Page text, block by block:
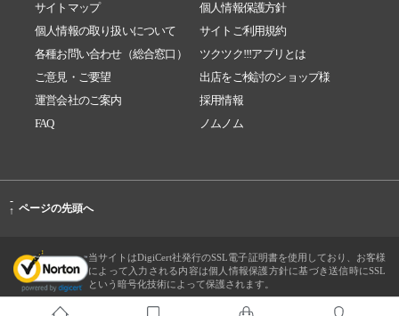
サイトマップ
個人情報保護方針
個人情報の取り扱いについて
サイトご利用規約
各種お問い合わせ（総合窓口）
ツクツク!!!アプリとは
ご意見・ご要望
出店をご検討のショップ様
運営会社のご案内
採用情報
FAQ
ノムノム
-
↑ ページの先頭へ
当サイトはDigiCert社発行のSSL電子証明書を使用しており、お客様
によって入力される内容は個人情報保護方針に基づき送信時にSSL
という暗号化技術によって保護されます。